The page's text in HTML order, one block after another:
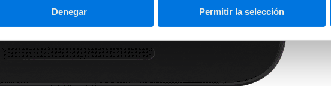
Denegar Permitir la selección